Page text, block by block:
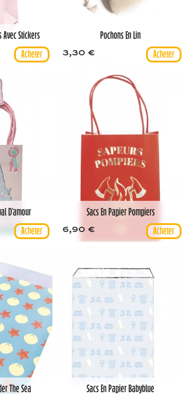
Avec Stickers Pochons En Lin
3,30 €
D'amour Sacs En Papier Pompiers
6,90 €
The Sea Sacs En Papier Babyblue